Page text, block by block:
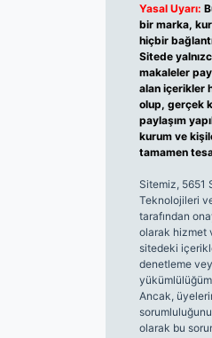
Yasal Uyarı:
bir marka,
hiçbir
Sitede
makaleler
alan içerikler
olup, gerçek
paylaşım
kurum ve
tamamen
Sitemiz, 5651
Teknolojileri
tarafından
olarak hizmet
sitedeki
denetleme
Ancak,
olarak bu